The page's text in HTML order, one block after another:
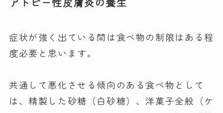
症状が強く出ている間は食べ物の制限はある程
度必要と思います。
共通して悪化させる傾向のある食べ物として
は、精製した砂糖（白砂糖）、洋菓子全般（ケ